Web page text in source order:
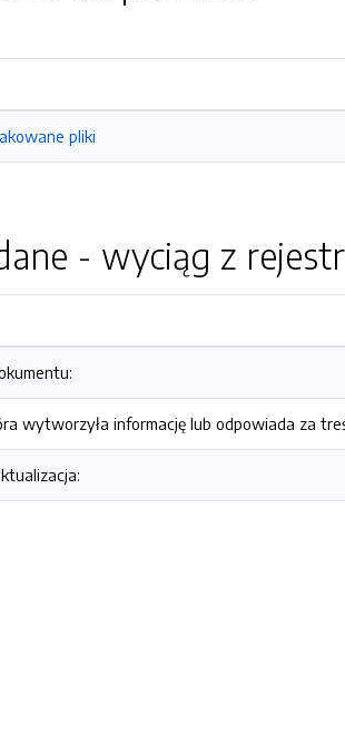
pliki
- wyciąg z
wytworzyła informację lub odpowiada za